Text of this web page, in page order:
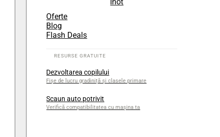
Oferte
Blog
Flash Deals
Dezvoltarea copilului
Fișe de lucru gradiniță și clasele primare
Scaun auto potrivit
Verifică compatibilitatea cu mașina ta